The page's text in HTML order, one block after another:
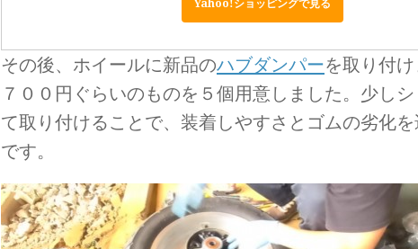
Yahoo!ショッピングで見る
その後、ホイールに新品のハブダンパーを取り付
７００円ぐらいのものを５個用意しました。少し
て取り付けることで、装着しやすさとゴムの劣化
です。